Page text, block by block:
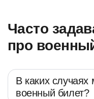
Часто
про
В каких
военный билет?